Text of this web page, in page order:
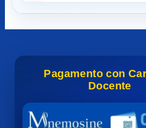
Pagamento con
Docente